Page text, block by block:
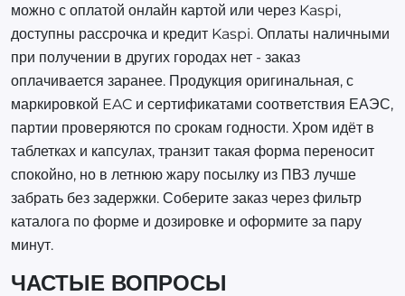
можно с оплатой онлайн картой или через Kaspi,
доступны рассрочка и кредит Kaspi. Оплаты наличными
при получении в других городах нет - заказ
оплачивается заранее. Продукция оригинальная, с
маркировкой EAC и сертификатами соответствия ЕАЭС,
партии проверяются по срокам годности. Хром идёт в
таблетках и капсулах, транзит такая форма переносит
спокойно, но в летнюю жару посылку из ПВЗ лучше
забрать без задержки. Соберите заказ через фильтр
каталога по форме и дозировке и оформите за пару
минут.
ЧАСТЫЕ ВОПРОСЫ